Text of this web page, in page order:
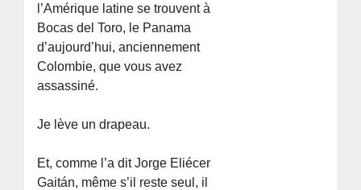
l’Amérique latine se trouvent à
Bocas del Toro, le Panama
d’aujourd’hui, anciennement
Colombie, que vous avez
assassiné.
Je lève un drapeau.
Et, comme l’a dit Jorge Eliécer
Gaitán, même s’il reste seul, il